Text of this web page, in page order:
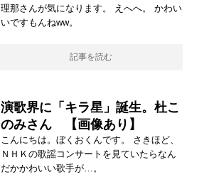
理那さんが気になります。 えへへ。 かわい
いですもんねww。
記事を読む
演歌界に「キラ星」誕生。杜こ
のみさん 【画像あり】
こんにちは。ぼくおくんです。 さきほど、
ＮＨＫの歌謡コンサートを見ていたらなん
だかかわいい歌手が…。